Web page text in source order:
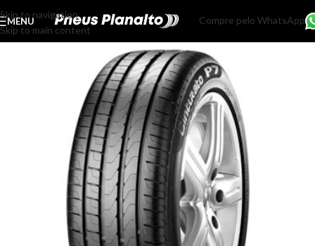
Skip to navigation
Skip to main content
MENU Compre pelo WhatsApp